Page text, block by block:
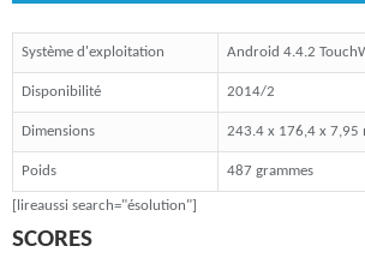
Système d'exploitation Android 4.4.2
Disponibilité 2014/2
Dimensions 243.4 x 176,4 x 7,95
Poids 487 grammes
[lireaussi search="ésolution"]
SCORES